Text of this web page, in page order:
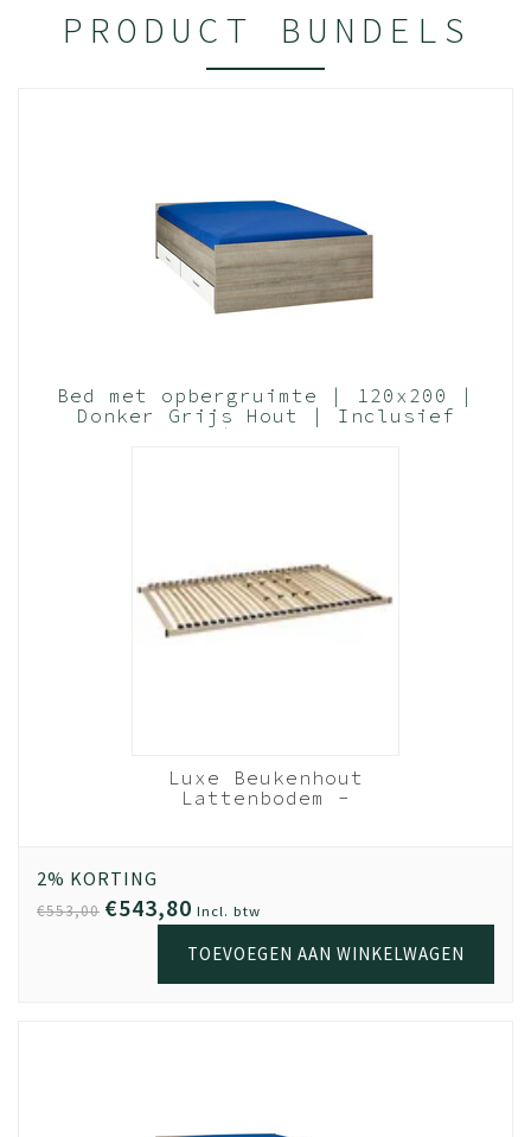
PRODUCT BUNDELS
Bed met opbergruimte | 120x200 |
Donker Grijs Hout | Inclusief
witte lades | 2 stuks 83cm diep
Luxe Beukenhout
Lattenbodem -
2% KORTING
€553,00 €543,80 Incl. btw
TOEVOEGEN AAN WINKELWAGEN